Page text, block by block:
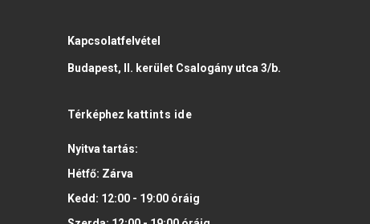
Kapcsolatfelvétel
Budapest, II. kerület Csalogány utca 3/b.
Térképhez kattints ide
Nyitva tartás:
Hétfő: Zárva
Kedd: 12:00 - 19:00óráig